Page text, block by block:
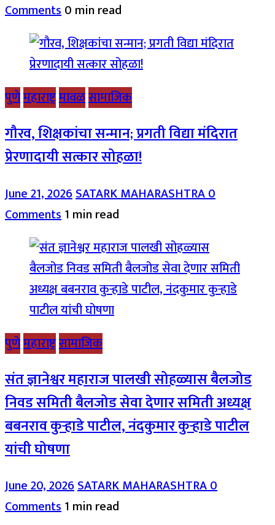
Comments0 min read
पुणेमहाराष्ट्रमावळसामाजिक
गौरव, शिक्षकांचा सन्मान; प्रगती विद्या मंदिरात
प्रेरणादायी सत्कार सोहळा!
June 21, 2026SATARK MAHARASHTRA0
Comments1 min read
पुणेमहाराष्ट्रसामाजिक
संत ज्ञानेश्वर महाराज पालखी सोहळ्यास बैलजोड
निवड समिती बैलजोड सेवा देणार समिती अध्यक्ष
बबनराव कुऱ्हाडे पाटील, नंदकुमार कुऱ्हाडे पाटील
यांची घोषणा
June 20, 2026SATARK MAHARASHTRA0
Comments1 min read